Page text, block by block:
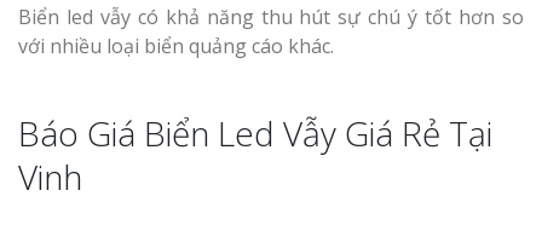
Biển led vẫy có khả năng thu hút sự chú ý tốt hơn so
với nhiều loại biển quảng cáo khác.
Báo Giá Biển Led Vẫy Giá Rẻ Tại
Vinh